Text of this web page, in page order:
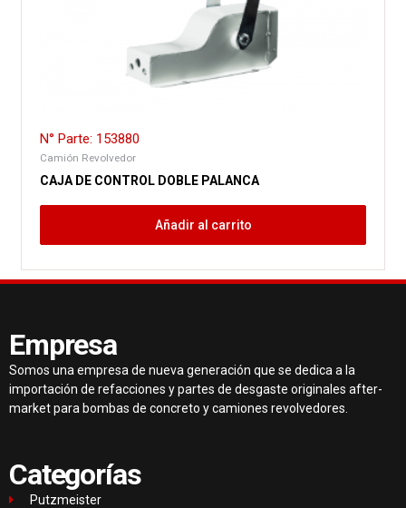
N° Parte: 153880
Camión Revolvedor
CAJA DE CONTROL DOBLE PALANCA
Añadir al carrito
Empresa
Somos una empresa de nueva generación que se dedica a la
importación de refacciones y partes de desgaste originales after-
market para bombas de concreto y camiones revolvedores.
Categorías
Putzmeister